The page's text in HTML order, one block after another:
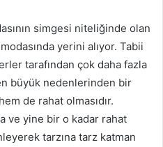
simgesi niteliğinde olan
yerini alıyor. Tabii
tarafından çok daha fazla
büyük nedenlerinden bir
de rahat olmasıdır.
ve yine bir o kadar rahat
tarzına tarz katman